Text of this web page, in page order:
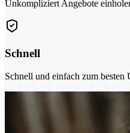
Unkompliziert Angebote
Schnell
Schnell und einfach zum besten